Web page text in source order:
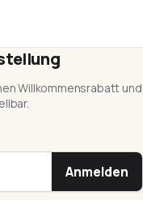
Willkommensrabatt und
Anmelden